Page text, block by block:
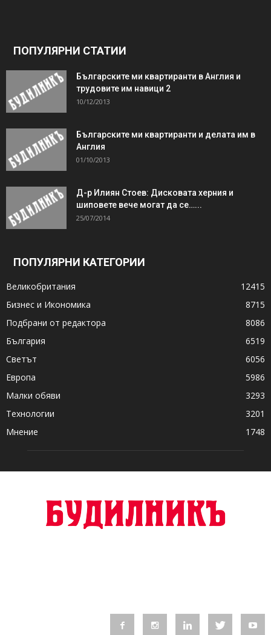
ПОПУЛЯРНИ СТАТИИ
Българските ми квартиранти в Англия и
трудовите им навици 2
10/12/2013
Българските ми квартиранти и делата им в
Англия
01/10/2013
Д-р Илиян Стоев: Дисковата херния и
шиповете вече могат да се…...
25/07/2014
ПОПУЛЯРНИ КАТЕГОРИИ
Великобритания
12415
Бизнес и Икономика
8715
Подбрани от редактора
8086
България
6519
Светът
6056
Европа
5986
Малки обяви
3293
Технологии
3201
Мнение
1748